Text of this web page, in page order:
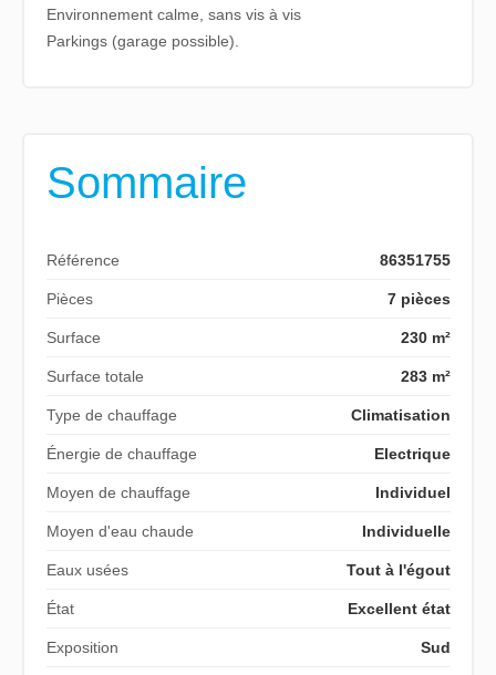
Environnement calme, sans vis à vis
Parkings (garage possible).
Sommaire
Référence 86351755
Pièces 7 pièces
Surface 230 m²
Surface totale 283 m²
Type de chauffage Climatisation
Énergie de chauffage Electrique
Moyen de chauffage Individuel
Moyen d'eau chaude Individuelle
Eaux usées Tout à l'égout
État Excellent état
Exposition Sud